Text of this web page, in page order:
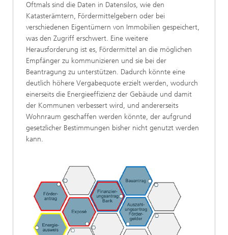
Oftmals sind die Daten in Datensilos, wie den
Katasterämtern, Fördermittelgebern oder bei
verschiedenen Eigentümern von Immobilien gespeichert,
was den Zugriff erschwert. Eine weitere
Herausforderung ist es, Fördermittel an die möglichen
Empfänger zu kommunizieren und sie bei der
Beantragung zu unterstützen. Dadurch könnte eine
deutlich höhere Vergabequote erzielt werden, wodurch
einerseits die Energieeffizienz der Gebäude und damit
der Kommunen verbessert wird, und andererseits
Wohnraum geschaffen werden könnte, der aufgrund
gesetzlicher Bestimmungen bisher nicht genutzt werden
kann.